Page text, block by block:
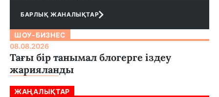
БАРЛЫҚ ЖАНАЛЫҚТАР
ШОУ-БИЗНЕС
08.08.2026
Тағы бір танымал блогерге іздеу
жарияланды
ЖАҢАЛЫҚТАР